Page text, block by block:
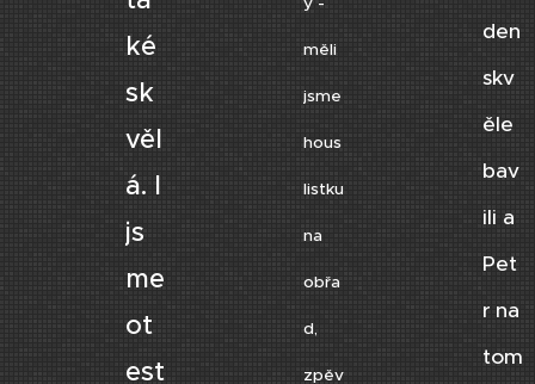
ké
sk
věl
á. I
js
me
ot
est
měli
jsme
hous
listku
na
obřa
d,
zpěv
den
skv
ěle
bav
ili a
Pet
r na
tom